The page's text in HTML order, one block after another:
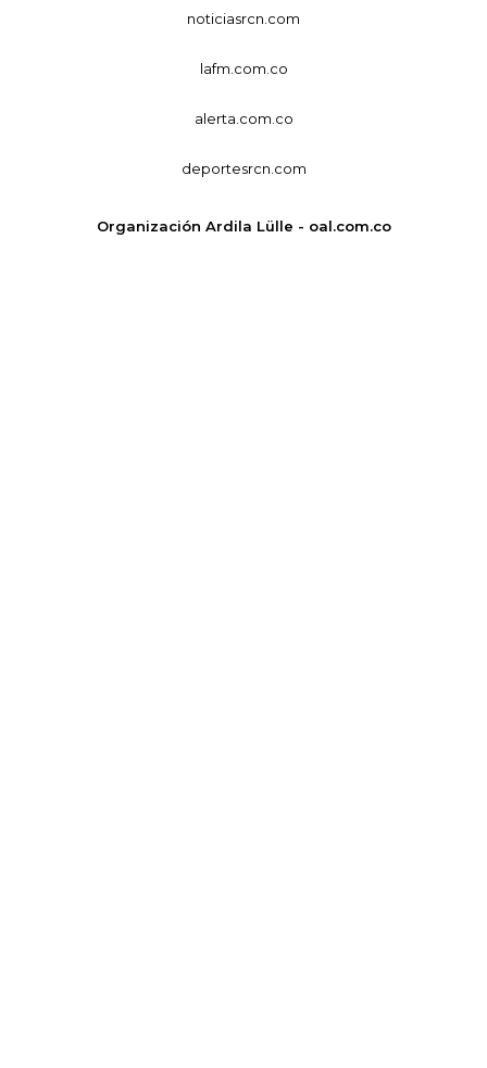
noticiasrcn.com
lafm.com.co
alerta.com.co
deportesrcn.com
Organización Ardila Lülle - oal.com.co